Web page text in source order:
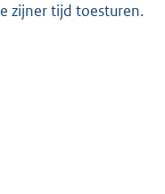
zijner tijd toesturen.